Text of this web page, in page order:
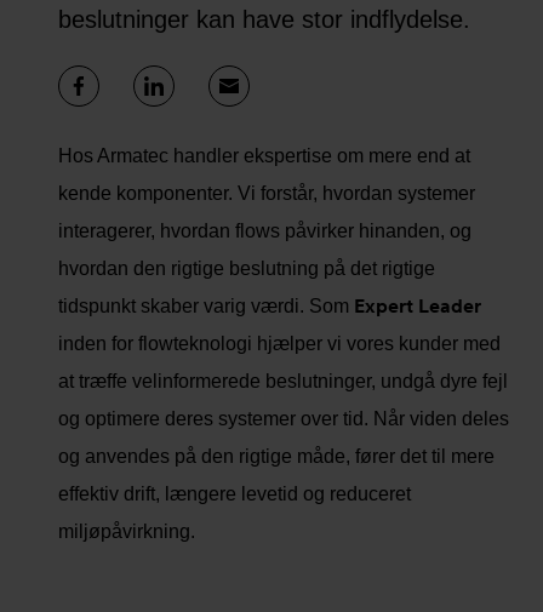
beslutninger kan have stor indflydelse.
Hos Armatec handler ekspertise om mere end at
kende komponenter. Vi forstår, hvordan systemer
interagerer, hvordan flows påvirker hinanden, og
hvordan den rigtige beslutning på det rigtige
tidspunkt skaber varig værdi. Som Expert Leader
inden for flowteknologi hjælper vi vores kunder med
at træffe velinformerede beslutninger, undgå dyre fejl
og optimere deres systemer over tid. Når viden deles
og anvendes på den rigtige måde, fører det til mere
effektiv drift, længere levetid og reduceret
miljøpåvirkning.